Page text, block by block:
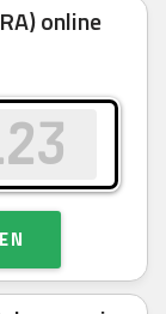
online